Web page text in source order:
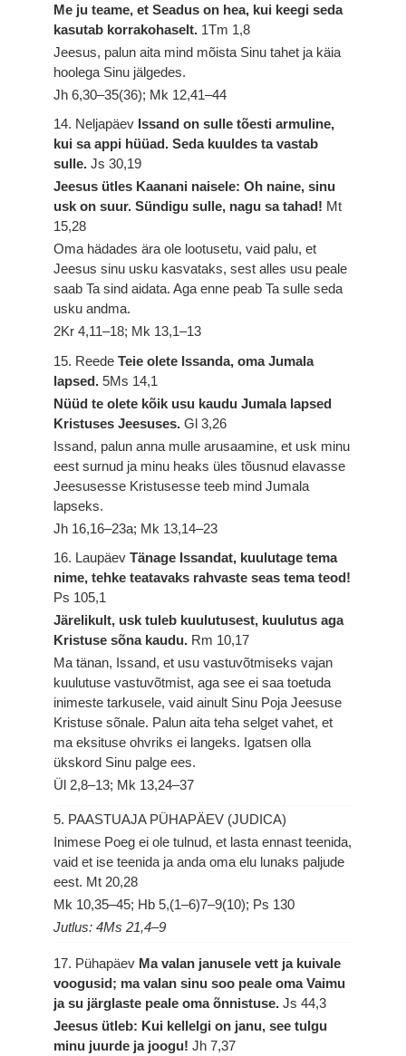
Me ju teame, et Seadus on hea, kui keegi seda
kasutab korrakohaselt. 1Tm 1,8
Jeesus, palun aita mind mõista Sinu tahet ja käia
hoolega Sinu jälgedes.
Jh 6,30–35(36); Mk 12,41–44
14. Neljapäev Issand on sulle tõesti armuline,
kui sa appi hüüad. Seda kuuldes ta vastab
sulle.Js 30,19
Jeesus ütles Kaanani naisele: Oh naine, sinu
usk on suur. Sündigu sulle, nagu sa tahad! Mt
15,28
Oma hädades ära ole lootusetu, vaid palu, et
Jeesus sinu usku kasvataks, sest alles usu peale
saab Ta sind aidata. Aga enne peab Ta sulle seda
usku andma.
2Kr 4,11–18; Mk 13,1–13
15. ReedeTeie olete Issanda, oma Jumala
lapsed.5Ms 14,1
Nüüd te olete kõik usu kaudu Jumala lapsed
Kristuses Jeesuses.Gl 3,26
Issand, palun anna mulle arusaamine, et usk minu
eest surnud ja minu heaks üles tõusnud elavasse
Jeesusesse Kristusesse teeb mind Jumala
lapseks.
Jh 16,16–23a; Mk 13,14–23
16. LaupäevTänage Issandat, kuulutage tema
nime, tehke teatavaks rahvaste seas tema teod!
Ps 105,1
Järelikult, usk tuleb kuulutusest, kuulutus aga
Kristuse sõna kaudu. Rm 10,17
Ma tänan, Issand, et usu vastuvõtmiseks vajan
kuulutuse vastuvõtmist, aga see ei saa toetuda
inimeste tarkusele, vaid ainult Sinu Poja Jeesuse
Kristuse sõnale. Palun aita teha selget vahet, et
ma eksituse ohvriks ei langeks. Igatsen olla
ükskord Sinu palge ees.
Ül 2,8–13; Mk 13,24–37
5. PAASTUAJA PÜHAPÄEV (JUDICA)
Inimese Poeg ei ole tulnud, et lasta ennast teenida,
vaid et ise teenida ja anda oma elu lunaks paljude
eest. Mt 20,28
Mk 10,35–45; Hb 5,(1–6)7–9(10); Ps 130
Jutlus: 4Ms 21,4–9
17. Pühapäev Ma valan janusele vett ja kuivale
voogusid; ma valan sinu soo peale oma Vaimu
ja su järglaste peale oma õnnistuse.Js 44,3
Jeesus ütleb: Kui kellelgi on janu, see tulgu
minu juurde ja joogu!Jh 7,37